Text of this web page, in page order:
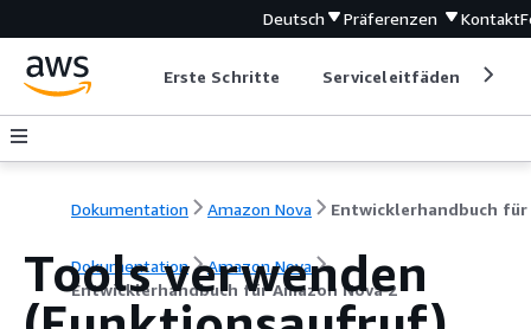
Deutsch Präferenzen Kontakt
Erste Schritte Serviceleitfäden
Dokumentation Amazon Nova
Dokumentation
Amazon Nova
Entwicklerhandbuch für Amazon Nova 2
Tools verwenden